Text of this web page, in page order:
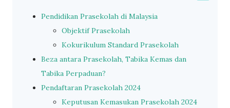
Pendidikan Prasekolah di Malaysia
Objektif Prasekolah
Kokurikulum Standard Prasekolah
Beza antara Prasekolah, Tabika Kemas dan
Tabika Perpaduan?
Pendaftaran Prasekolah 2024
Keputusan Kemasukan Prasekolah 2024